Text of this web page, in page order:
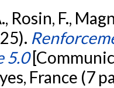
Rosin, F.,
5.0
France (7